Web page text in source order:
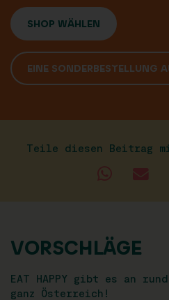
SHOP WÄHLEN
EINE SONDERBESTELLUNG
Teile diesen Beitrag
VORSCHLÄGE
EAT HAPPY gibt es an
ganz Österreich!